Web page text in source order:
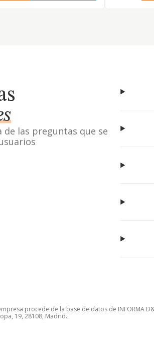
de las preguntas que se
procede de la base de datos de INFORMA
19, 28108, Madrid.